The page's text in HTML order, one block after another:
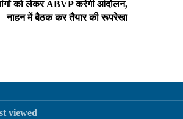
को लेकर ABVP करेगी आंदोलन,
नाहन में बैठक कर तैयार की रूपरेखा
viewed